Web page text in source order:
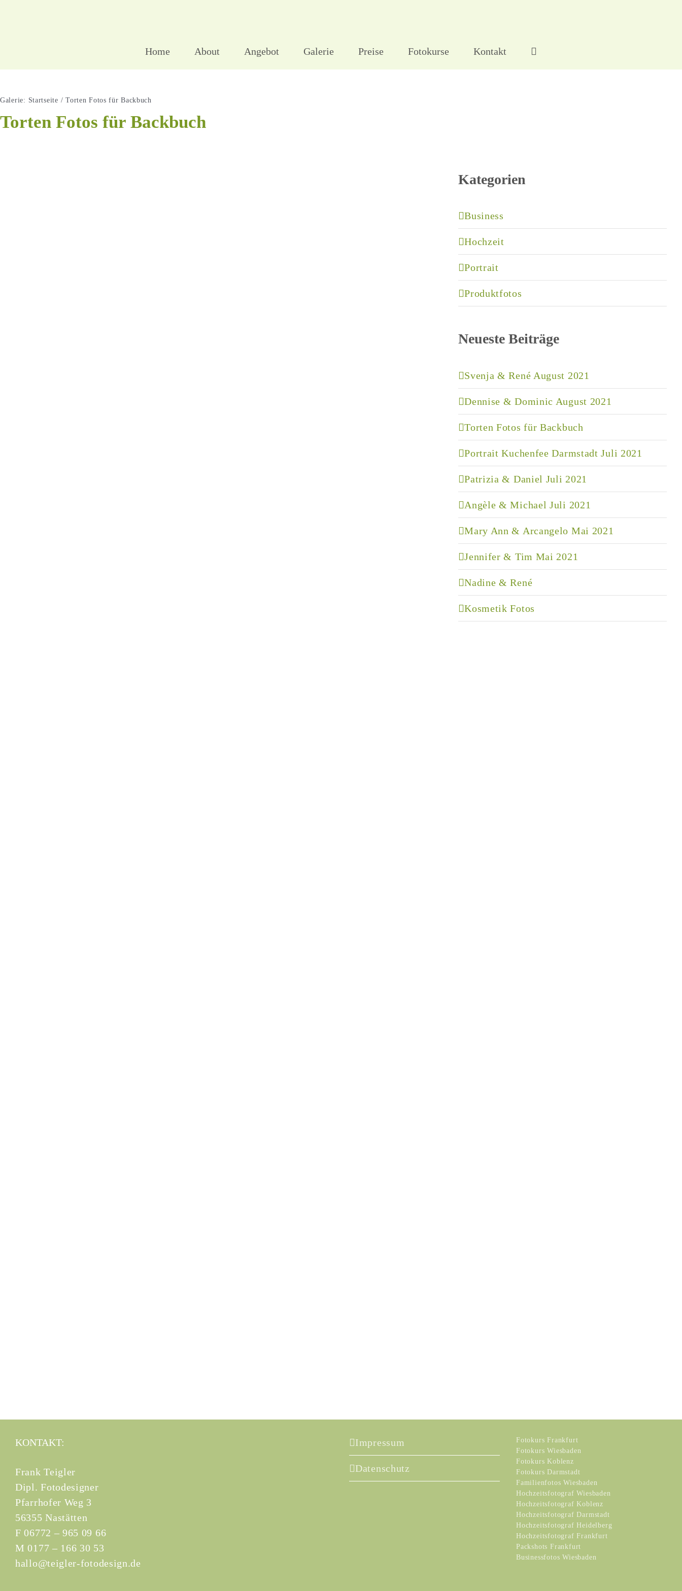
Home
About Angebot Galerie Preise Fotokurse Kontakt
Galerie: Startseite / Torten Fotos für Backbuch
Torten Fotos für Backbuch
Kategorien
Business
Hochzeit
Portrait
Produktfotos
Neueste Beiträge
Svenja & René August 2021
Dennise & Dominic August 2021
Torten Fotos für Backbuch
Portrait Kuchenfee Darmstadt Juli 2021
Patrizia & Daniel Juli 2021
Angèle & Michael Juli 2021
Mary Ann & Arcangelo Mai 2021
Jennifer & Tim Mai 2021
Nadine & René
Kosmetik Fotos
KONTAKT:
Frank Teigler
Dipl. Fotodesigner
Pfarrhofer Weg 3
56355 Nastätten
F 06772 – 965 09 66
M 0177 – 166 30 53
hallo@teigler-fotodesign.de
Impressum
Datenschutz
Fotokurs Frankfurt
Fotokurs Wiesbaden
Fotokurs Koblenz
Fotokurs Darmstadt
Familienfotos Wiesbaden
Hochzeitsfotograf Wiesbaden
Hochzeitsfotograf Koblenz
Hochzeitsfotograf Darmstadt
Hochzeitsfotograf Heidelberg
Hochzeitsfotograf Frankfurt
Packshots Frankfurt
Businessfotos Wiesbaden